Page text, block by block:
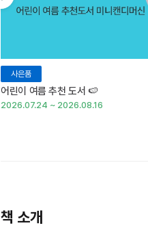
사은품
어린이 여름 추천 도서 🍉
2026.07.24 ~ 2026.08.16
책 소개